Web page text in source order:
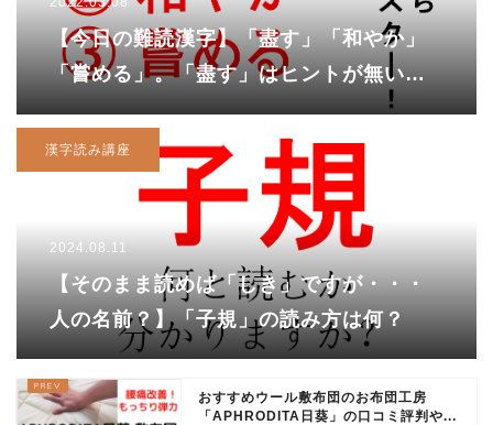
【今日の難読漢字】「盡す」「和やか」
「嘗める」。「盡す」はヒントが無いと
超難問です！
漢字読み講座
2024.08.11
【そのまま読めば「しき」ですが・・・
人の名前？】「子規」の読み方は何？
おすすめウール敷布団のお布団工房
「APHRODITA日葵」の口コミ評判や...